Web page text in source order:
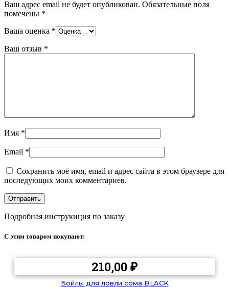
Ваш адрес email не будет опубликован. Обязательные поля
помечены *
Ваша оценка *
Ваш отзыв *
Имя *
Email *
Сохранить моё имя, email и адрес сайта в этом браузере для
последующих моих комментариев.
Подробная инструкиция по заказу
С этим товаром покупают:
210,00₽
Бойлы для ловли сома BLACK